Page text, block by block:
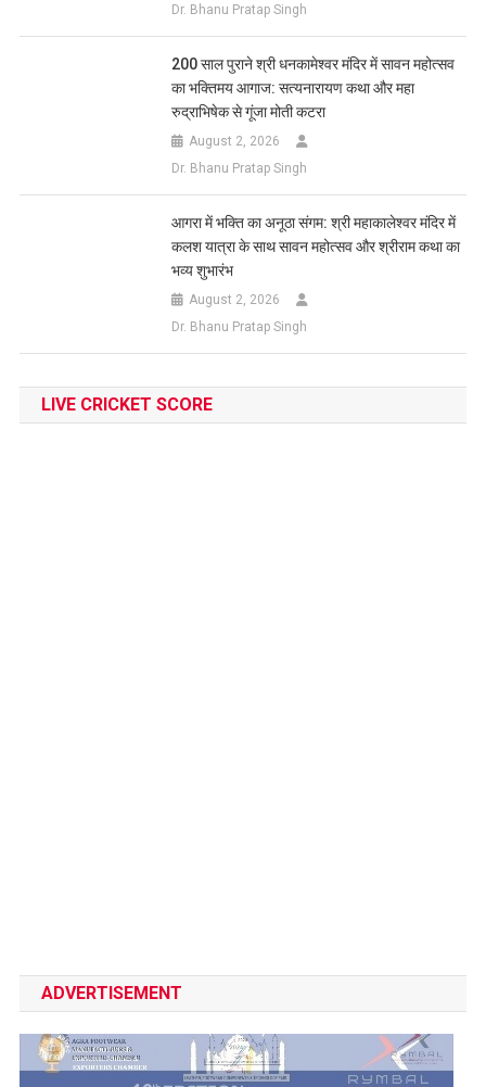
Dr. Bhanu Pratap Singh
200 साल पुराने श्री धनकामेश्वर मंदिर में सावन महोत्सव
का भक्तिमय आगाज: सत्यनारायण कथा और महा
रुद्राभिषेक से गूंजा मोती कटरा
August 2, 2026
Dr. Bhanu Pratap Singh
आगरा में भक्ति का अनूठा संगम: श्री महाकालेश्वर मंदिर में
कलश यात्रा के साथ सावन महोत्सव और श्रीराम कथा का
भव्य शुभारंभ
August 2, 2026
Dr. Bhanu Pratap Singh
LIVE CRICKET SCORE
ADVERTISEMENT